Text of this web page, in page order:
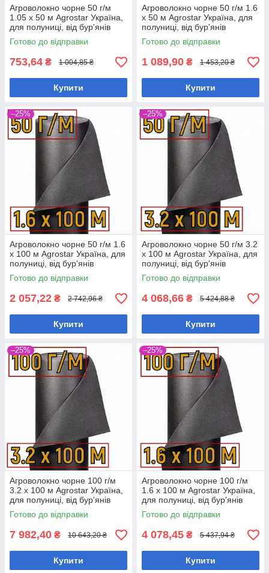
Агроволокно чорне 50 г/м
1.05 х 50 м Agrostar Україна,
для полуниці, від бур'янів
Готово до відправки
753,64 ₴ 1 004,85 ₴
Купити
Агроволокно чорне 50 г/м 1.6
х 50 м Agrostar Україна, для
полуниці, від бур'янів
Готово до відправки
1 089,90 ₴ 1 453,20 ₴
Купити
–25%
Агроволокно чорне 50 г/м 1.6
х 100 м Agrostar Україна, для
полуниці, від бур'янів
Готово до відправки
2 057,22 ₴ 2 742,96 ₴
Купити
–25%
Агроволокно чорне 50 г/м 3.2
х 100 м Agrostar Україна, для
полуниці, від бур'янів
Готово до відправки
4 068,66 ₴ 5 424,88 ₴
Купити
–25%
Агроволокно чорне 100 г/м
3.2 х 100 м Agrostar Україна,
для полуниці, від бур'янів
Готово до відправки
7 982,40 ₴ 10 643,20 ₴
Купити
–25%
Агроволокно чорне 100 г/м
1.6 х 100 м Agrostar Україна,
для полуниці, від бур'янів
Готово до відправки
4 078,45 ₴ 5 437,94 ₴
Купити